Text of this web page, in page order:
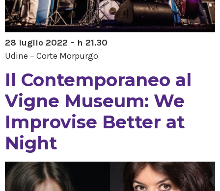
28 luglio 2022 – h 21.30
Udine – Corte Morpurgo
Il Contemporaneo al
Vigne Museum: We
Improvise Better at
Night